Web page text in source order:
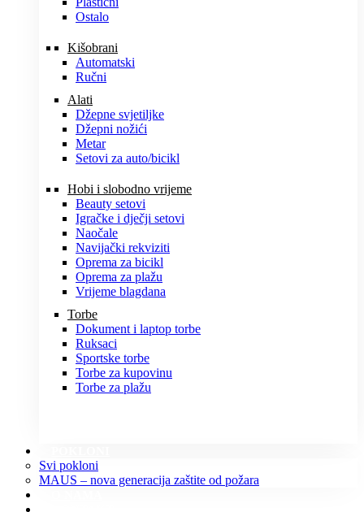
Ostalo
Kišobrani
Automatski
Ručni
Alati
Džepne svjetiljke
Džepni nožići
Metar
Setovi za auto/bicikl
Hobi i slobodno vrijeme
Beauty setovi
Igračke i dječji setovi
Naočale
Navijački rekviziti
Oprema za bicikl
Oprema za plažu
Vrijeme blagdana
Torbe
Dokument i laptop torbe
Ruksaci
Sportske torbe
Torbe za kupovinu
Torbe za plažu
Svi pokloni
MAUS – nova generacija zaštite od požara